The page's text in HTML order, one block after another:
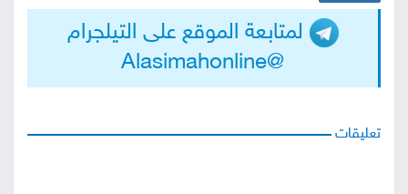
لمتابعة الموقع على التيلجرام
@Alasimahonline
تعليقات